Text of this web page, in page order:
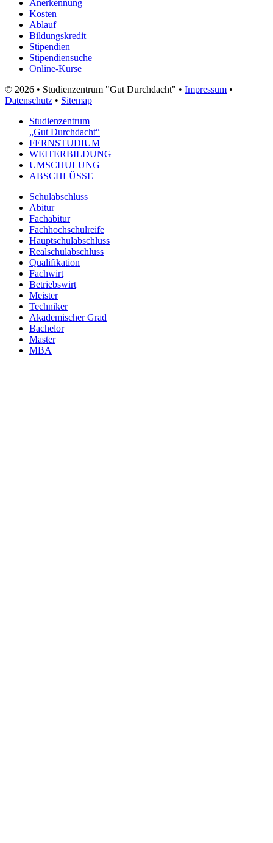
Anerkennung
Kosten
Ablauf
Bildungskredit
Stipendien
Stipendiensuche
Online-Kurse
© 2026 • Studienzentrum "Gut Durchdacht" • Impressum •
Datenschutz • Sitemap
Studienzentrum
„Gut Durchdacht“
FERNSTUDIUM
WEITERBILDUNG
UMSCHULUNG
ABSCHLÜSSE
Schulabschluss
Abitur
Fachabitur
Fachhochschulreife
Hauptschulabschluss
Realschulabschluss
Qualifikation
Fachwirt
Betriebswirt
Meister
Techniker
Akademischer Grad
Bachelor
Master
MBA